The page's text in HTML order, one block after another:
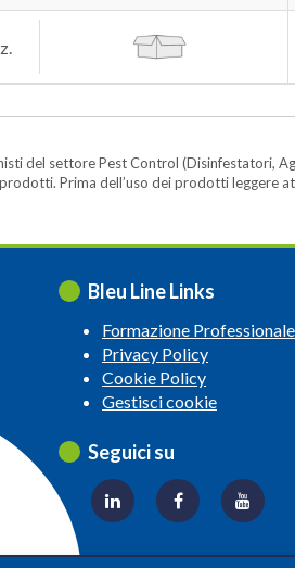
del settore Pest Control (Disinfestatori,
Prima dell’uso dei prodotti leggere
Bleu Line Links
Formazione Professionale
Privacy Policy
Cookie Policy
Gestisci cookie
Seguici su